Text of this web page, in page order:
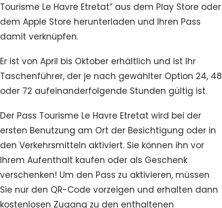
Tourisme Le Havre Etretat” aus dem Play Store oder
dem Apple Store herunterladen und Ihren Pass
damit verknüpfen.
Er ist von April bis Oktober erhältlich und ist Ihr
Taschenführer, der je nach gewählter Option 24, 48
oder 72 aufeinanderfolgende Stunden gültig ist.
Der Pass Tourisme Le Havre Etretat wird bei der
ersten Benutzung am Ort der Besichtigung oder in
den Verkehrsmitteln aktiviert. Sie können ihn vor
Ihrem Aufenthalt kaufen oder als Geschenk
verschenken! Um den Pass zu aktivieren, müssen
Sie nur den QR-Code vorzeigen und erhalten dann
kostenlosen Zugang zu den enthaltenen